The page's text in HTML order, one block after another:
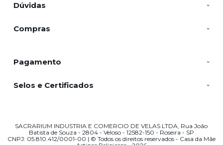
Dúvidas
Compras
Pagamento
Selos e Certificados
SACRARIUM INDUSTRIA E COMERCIO DE VELAS LTDA, Rua João
Batista de Souza - 2804 - Veloso - 12582-150 - Roseira - SP
CNPJ: 05.810.412/0001-00 | © Todos os direitos reservados - Casa da Mãe